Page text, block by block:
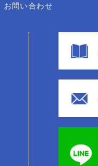
お問い合わせ